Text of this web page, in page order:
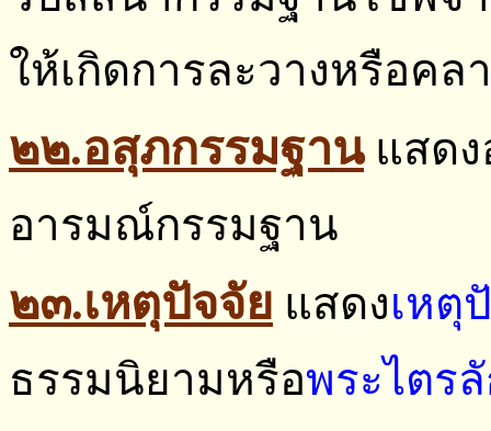
ให้เกิดการละวางหรือค
๒๒.อสุภกรรมฐานแสดง
อารมณ์กรรมฐาน
๒๓.เหตุปัจจัย แสดงเหตุ
ธรรมนิยามหรือพระไตร